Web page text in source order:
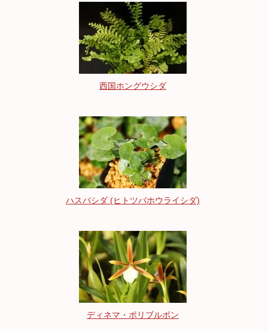
西国ホングウシダ
ハスバシダ (ヒトツバホウライシダ)
ディネマ・ポリブルボン